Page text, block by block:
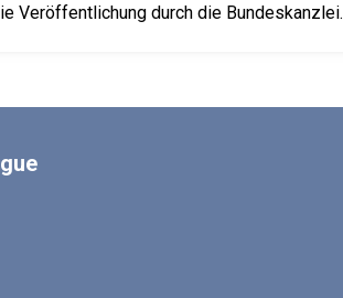
Veröffentlichung durch die Bundeskanzlei.